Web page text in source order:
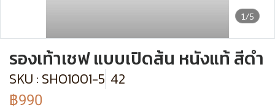
1/5
รองเท้าเชฟ แบบเปิดส้น หนังแท้ สีดำ
SKU : SHO1001-5 42
฿990